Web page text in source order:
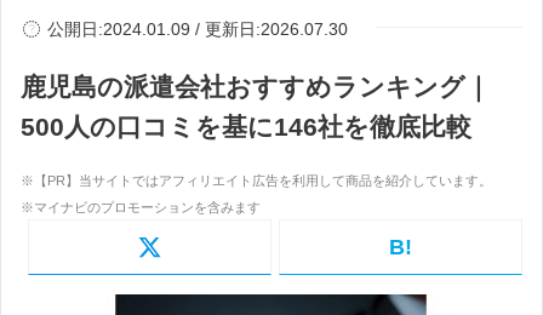
公開日:2024.01.09 / 更新日:2026.07.30
鹿児島の派遣会社おすすめランキング｜
500人の口コミを基に146社を徹底比較
B!